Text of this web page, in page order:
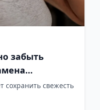
забыть
сохранить свежесть